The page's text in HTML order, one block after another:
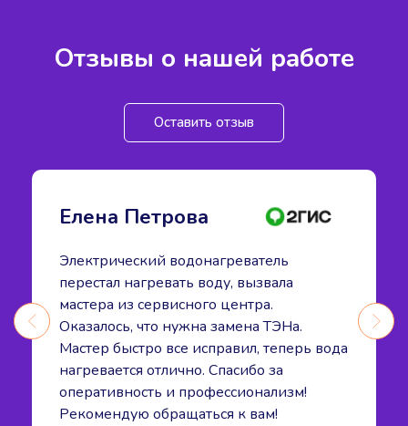
Отзывы о нашей работе
Оставить отзыв
Елена Петрова
Электрический водонагреватель
перестал нагревать воду, вызвала
мастера из сервисного центра.
Оказалось, что нужна замена ТЭНа.
Мастер быстро все исправил, теперь вода
нагревается отлично. Спасибо за
оперативность и профессионализм!
Рекомендую обращаться к вам!